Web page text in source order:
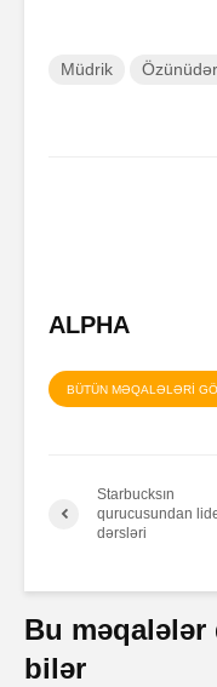
Müdrik
ALPHA
BÜTÜN MƏQALƏLƏRİ
Starbucksın
qurucusundan
dərsləri
Bu
bilər